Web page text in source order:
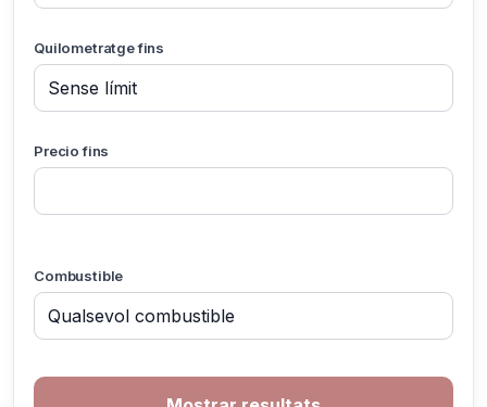
Quilometratge fins
Precio fins
Combustible